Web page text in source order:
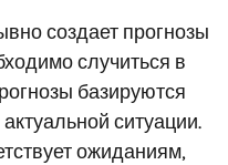
создает прогнозы
случиться в
базируются
ситуации.
ожиданиям,